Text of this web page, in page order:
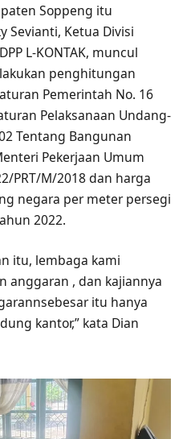
Soppeng itu
Sevianti, Ketua Divisi
L-KONTAK, muncul
penghitungan
Pemerintah No. 16
Pelaksanaan Undang-
Tentang Bangunan
Pekerjaan Umum
PRT/M/2018 dan harga
negara per meter persegi
2022.
itu, lembaga kami
anggaran , dan kajiannya
itu hanya
kantor,” kata Dian